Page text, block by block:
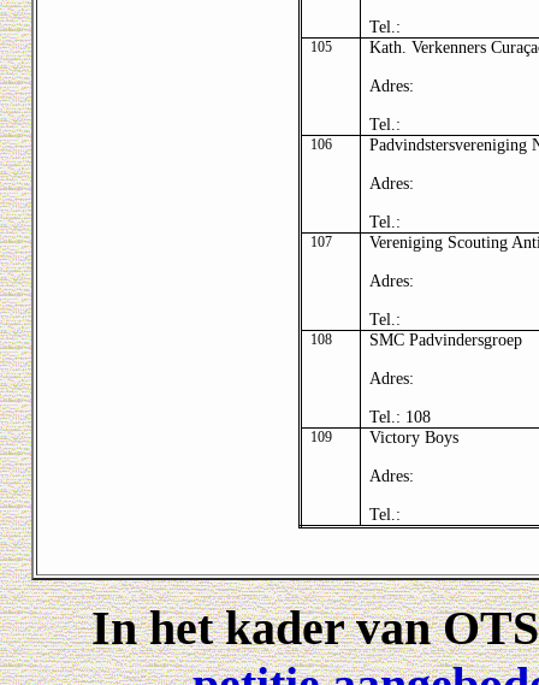
Tel.:
105 Kath. Verkenners
Adres:
Tel.:
106 Padvindstersvereniging
Adres:
Tel.:
107 Vereniging Scouting
Adres:
Tel.:
108 SMC Padvindersgroep
Adres:
Tel.: 108
109 Victory Boys
Adres:
Tel.:
In het kader van